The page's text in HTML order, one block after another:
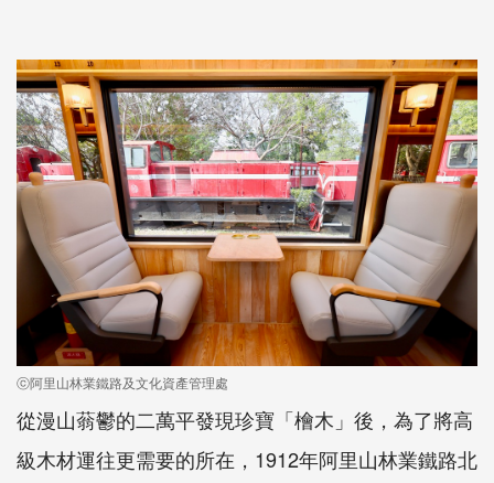
ⓒ阿里山林業鐵路及文化資產管理處
從漫山蓊鬱的二萬平發現珍寶「檜木」後，為了將高
級木材運往更需要的所在，1912年阿里山林業鐵路北